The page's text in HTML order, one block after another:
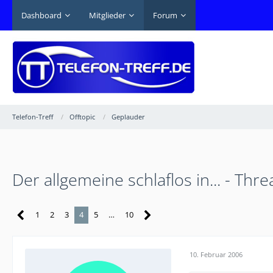
Dashboard Mitglieder Forum
Telefon-Treff Offtopic Geplauder
Der allgemeine schlaflos in... -
1 2 3 4 5 … 10
10. Februar 2006